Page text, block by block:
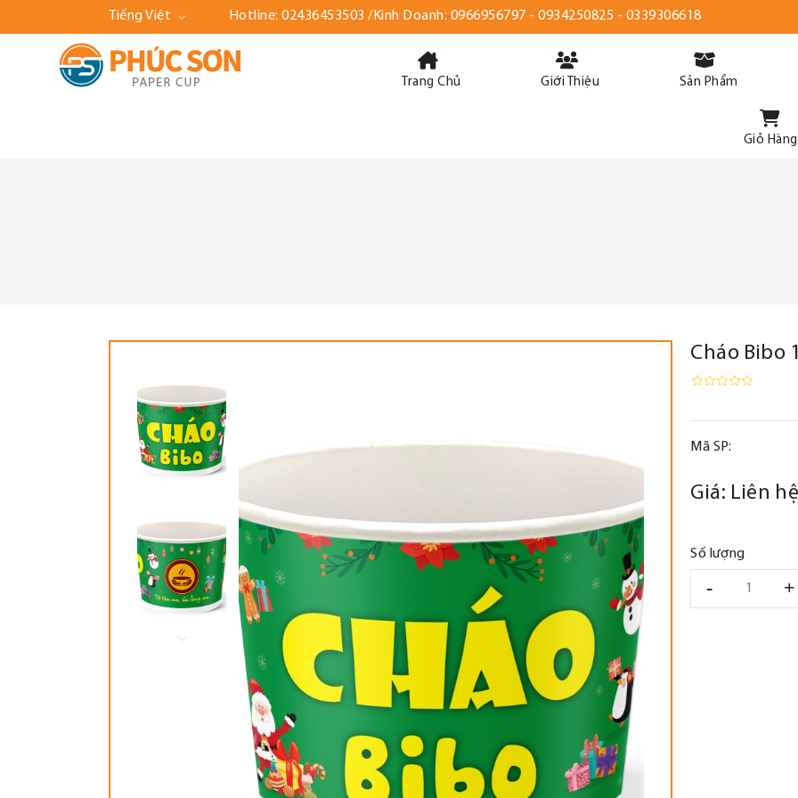
Tiếng Việt  Hotline: 02436453503 /Kinh Doanh: 0966956797 - 0934250825 - 0339306618
Trang Chủ Giới Thiệu Sản Phẩm
Giỏ Hàng
Cháo Bibo
Mã SP:
Giá: Liên
Số lượng